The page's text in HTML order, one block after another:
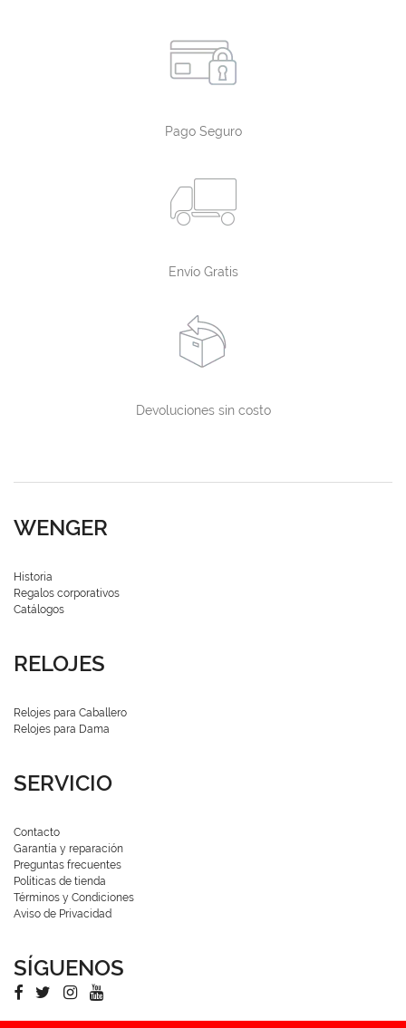
Pago Seguro
Envío Gratis
Devoluciones sin costo
WENGER
Historia
Regalos corporativos
Catálogos
RELOJES
Relojes para Caballero
Relojes para Dama
SERVICIO
Contacto
Garantía y reparación
Preguntas frecuentes
Políticas de tienda
Términos y Condiciones
Aviso de Privacidad
SÍGUENOS